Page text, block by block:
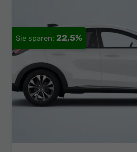
22,5%